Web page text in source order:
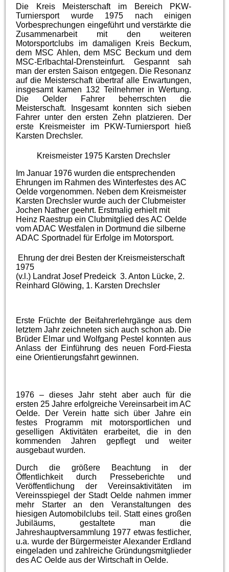
Die Kreis Meisterschaft im Bereich PKW-
Turniersport wurde 1975 nach einigen
Vorbesprechungen eingeführt und verstärkte die
Zusammenarbeit mit den weiteren
Motorsportclubs im damaligen Kreis Beckum,
dem MSC Ahlen, dem MSC Beckum und dem
MSC-Erlbachtal-Drensteinfurt. Gespannt sah
man der ersten Saison entgegen. Die Resonanz
auf die Meisterschaft übertraf alle Erwartungen,
insgesamt kamen 132 Teilnehmer in Wertung.
Die Oelder Fahrer beherrschten die
Meisterschaft. Insgesamt konnten sich sieben
Fahrer unter den ersten Zehn platzieren. Der
erste Kreismeister im PKW-Turniersport hieß
Karsten Drechsler.
Kreismeister 1975 Karsten Drechsler
Im Januar 1976 wurden die entsprechenden
Ehrungen im Rahmen des Winterfestes des AC
Oelde vorgenommen. Neben dem Kreismeister
Karsten Drechsler wurde auch der Clubmeister
Jochen Nather geehrt. Erstmalig erhielt mit
Heinz Raestrup ein Clubmitglied des AC Oelde
vom ADAC Westfalen in Dortmund die silberne
ADAC Sportnadel für Erfolge im Motorsport.
Ehrung der drei Besten der Kreismeisterschaft
1975
(v.l.) Landrat Josef Predeick3. Anton Lücke, 2.
Reinhard Glöwing, 1. Karsten Drechsler
Erste Früchte der Beifahrerlehrgänge aus dem
letztem Jahr zeichneten sich auch schon ab. Die
Brüder Elmar und Wolfgang Pestel konnten aus
Anlass der Einführung des neuen Ford-Fiesta
eine Orientierungsfahrt gewinnen.
1976 – dieses Jahr steht aber auch für die
ersten 25 Jahre erfolgreiche Vereinsarbeit im AC
Oelde. Der Verein hatte sich über Jahre ein
festes Programm mit motorsportlichen und
geselligen Aktivitäten erarbeitet, die in den
kommenden Jahren gepflegt und weiter
ausgebaut wurden.
Durch die größere Beachtung in der
Öffentlichkeit durch Presseberichte und
Veröffentlichung der Vereinsaktivitäten im
Vereinsspiegel der Stadt Oelde nahmen immer
mehr Starter an den Veranstaltungen des
hiesigen Automobilclubs teil. Statt eines großen
Jubiläums, gestaltete man die
Jahreshauptversammlung 1977 etwas festlicher,
u.a. wurde der Bürgermeister Alexander Erdland
eingeladen und zahlreiche Gründungsmitglieder
des AC Oelde aus der Wirtschaft in Oelde.